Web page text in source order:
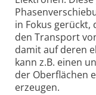
in Fokus gerückt,
den Transport
damit auf deren
kann z.B. einen
der Oberflächen
erzeugen.